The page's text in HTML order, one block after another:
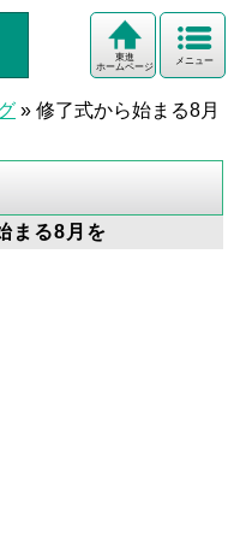
メニュー
東進
ホームページ
» 修了式から始まる8月
まる8月を